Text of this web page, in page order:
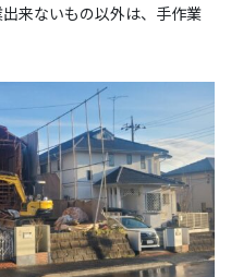
来ないもの以外は、手作業